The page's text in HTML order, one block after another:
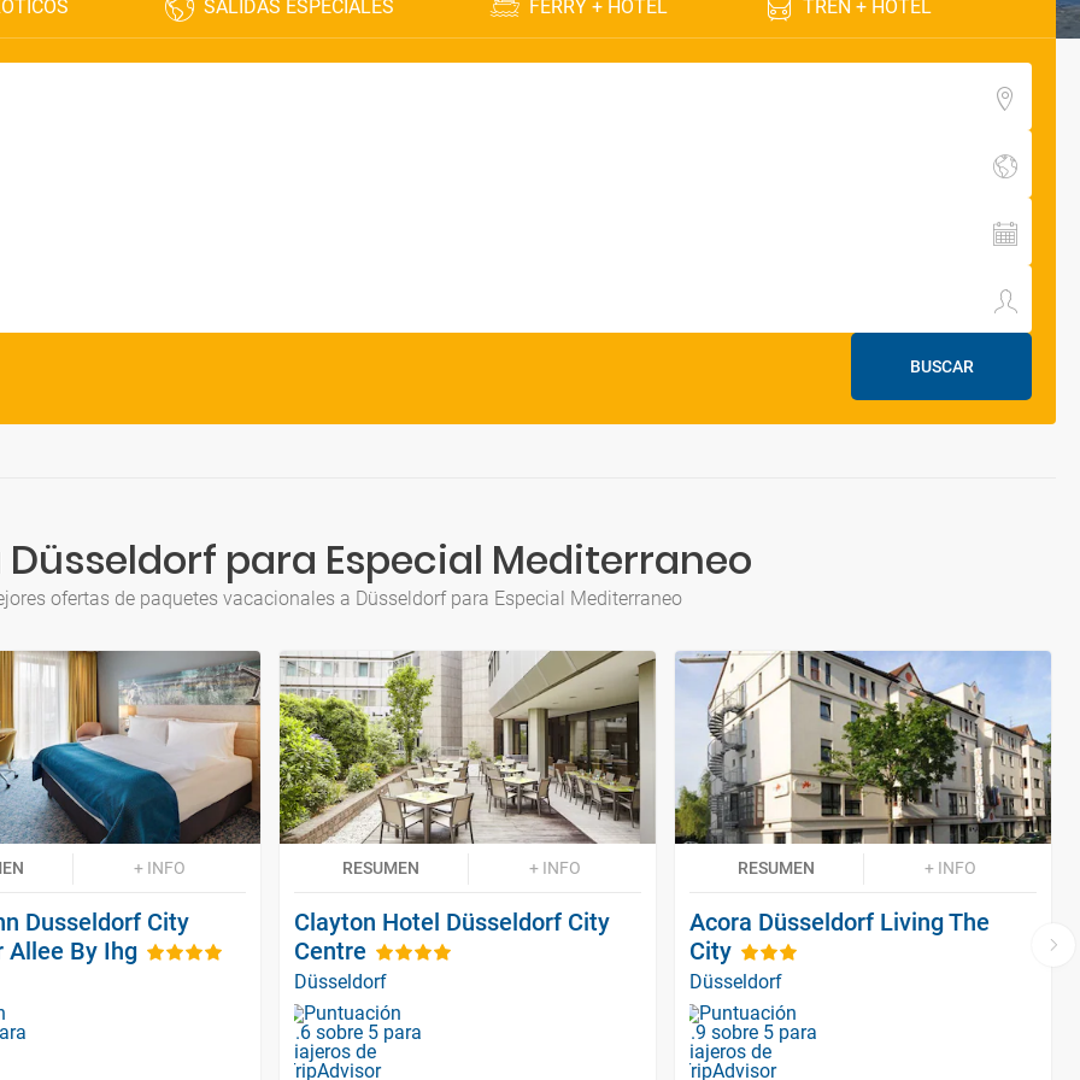
SALIDAS ESPECIALES FERRY + HOTEL TREN + HOTEL
BUSCAR
Düsseldorf para Especial Mediterraneo
ofertas de paquetes vacacionales a Düsseldorf para Especial Mediterraneo
+ INFO
Dusseldorf City
Allee By Ihg
RESUMEN + INFO
Clayton Hotel Düsseldorf City
Centre
Düsseldorf
RESUMEN + INFO
Acora Düsseldorf Living The
City
Düsseldorf